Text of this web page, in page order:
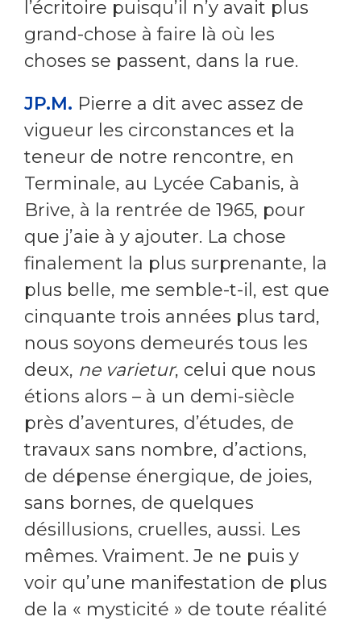
l’écritoire puisqu’il n’y avait plus
grand-chose à faire là où les
choses se passent, dans la rue.
JP.M. Pierre a dit avec assez de
vigueur les circonstances et la
teneur de notre rencontre, en
Terminale, au Lycée Cabanis, à
Brive, à la rentrée de 1965, pour
que j’aie à y ajouter. La chose
finalement la plus surprenante, la
plus belle, me semble-t-il, est que
cinquante trois années plus tard,
nous soyons demeurés tous les
deux, ne varietur, celui que nous
étions alors – à un demi-siècle
près d’aventures, d’études, de
travaux sans nombre, d’actions,
de dépense énergique, de joies,
sans bornes, de quelques
désillusions, cruelles, aussi. Les
mêmes. Vraiment. Je ne puis y
voir qu’une manifestation de plus
de la « mysticité » de toute réalité